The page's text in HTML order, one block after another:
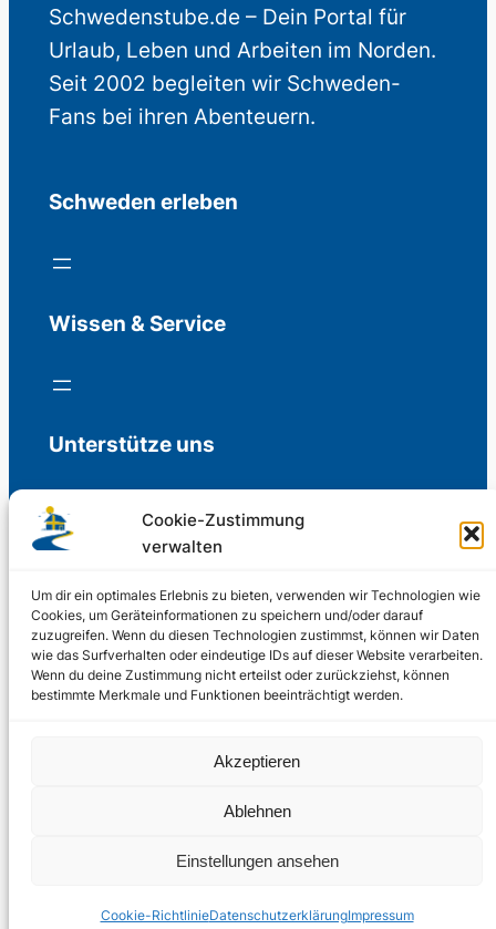
Cookie-Zustimmung
verwalten
Um dir ein optimales Erlebnis zu bieten, verwenden wir Technologien wie
Cookies, um Geräteinformationen zu speichern und/oder darauf
zuzugreifen. Wenn du diesen Technologien zustimmst, können wir Daten
wie das Surfverhalten oder eindeutige IDs auf dieser Website verarbeiten.
Wenn du deine Zustimmung nicht erteilst oder zurückziehst, können
bestimmte Merkmale und Funktionen beeinträchtigt werden.
Akzeptieren
Ablehnen
Einstellungen ansehen
Cookie-RichtlinieDatenschutzerklärungImpressum
Schwedenstube.de – Dein Portal für
Urlaub, Leben und Arbeiten im Norden.
Seit 2002 begleiten wir Schweden-
Fans bei ihren Abenteuern.
Schweden erleben
Wissen & Service
Unterstütze uns
Freiwillige Spenden für die Aufrechterhaltung
Support us
© 2002 – 2026